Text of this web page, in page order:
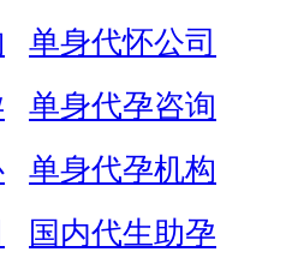
单身代怀公司
单身代孕咨询
单身代孕机构
国内代生助孕